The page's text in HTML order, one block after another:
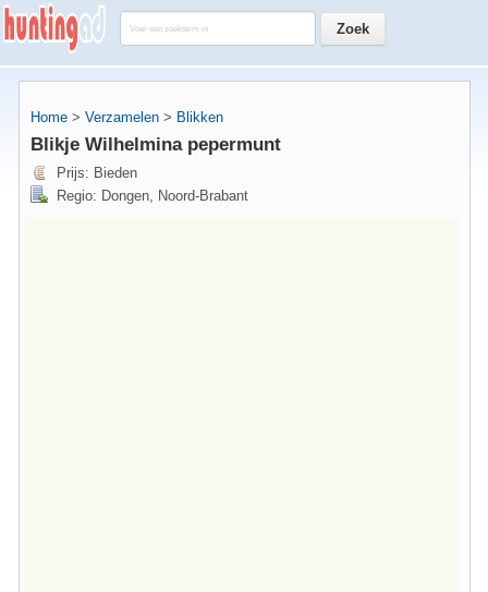
Home > Verzamelen > Blikken
Blikje Wilhelmina pepermunt
Prijs: Bieden
Regio: Dongen, Noord-Brabant